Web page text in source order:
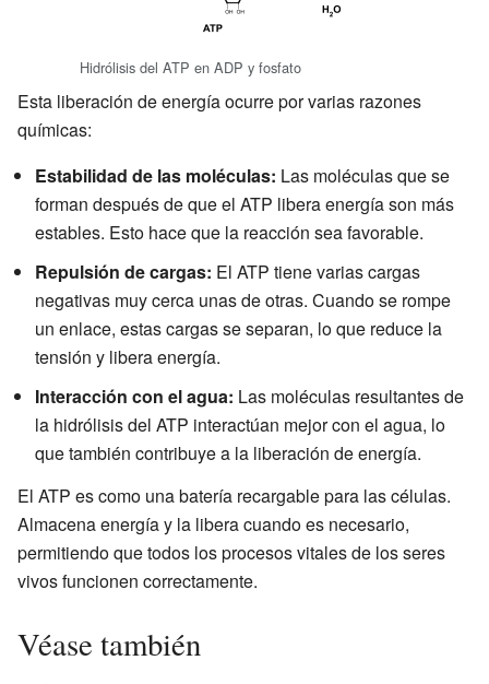
Hidrólisis del ATP en ADP y fosfato
Esta liberación de energía ocurre por varias razones
químicas:
Estabilidad de las moléculas: Las moléculas que se
forman después de que el ATP libera energía son más
estables. Esto hace que la reacción sea favorable.
Repulsión de cargas: El ATP tiene varias cargas
negativas muy cerca unas de otras. Cuando se rompe
un enlace, estas cargas se separan, lo que reduce la
tensión y libera energía.
Interacción con el agua: Las moléculas resultantes de
la hidrólisis del ATP interactúan mejor con el agua, lo
que también contribuye a la liberación de energía.
El ATP es como una batería recargable para las células.
Almacena energía y la libera cuando es necesario,
permitiendo que todos los procesos vitales de los seres
vivos funcionen correctamente.
Véase también